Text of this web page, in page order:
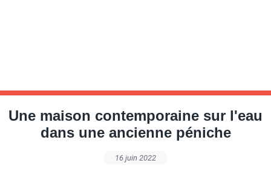
Une maison contemporaine sur l'eau
dans une ancienne péniche
16 juin 2022